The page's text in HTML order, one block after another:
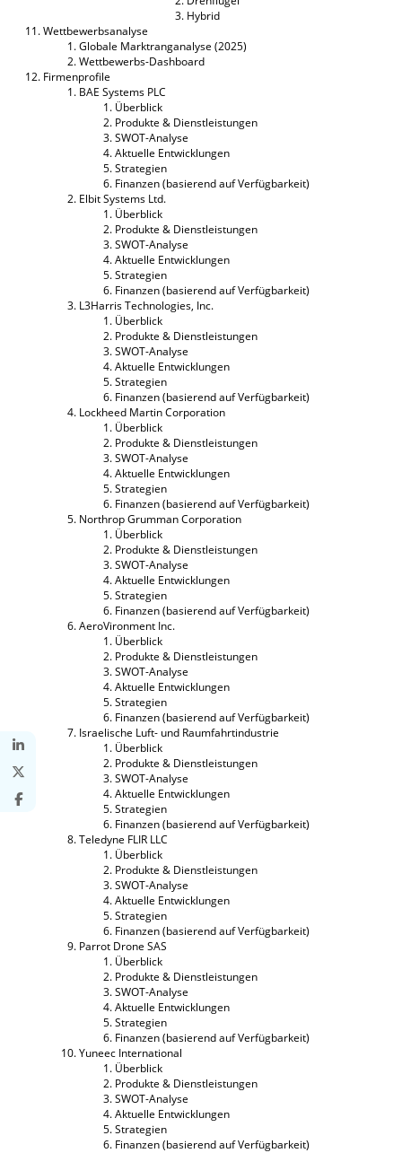
Hybrid
Wettbewerbsanalyse
Globale Marktranganalyse (2025)
Wettbewerbs-Dashboard
Firmenprofile
BAE Systems PLC
Überblick
Produkte & Dienstleistungen
SWOT-Analyse
Aktuelle Entwicklungen
Strategien
Finanzen (basierend auf Verfügbarkeit)
Elbit Systems Ltd.
Überblick
Produkte & Dienstleistungen
SWOT-Analyse
Aktuelle Entwicklungen
Strategien
Finanzen (basierend auf Verfügbarkeit)
L3Harris Technologies, Inc.
Überblick
Produkte & Dienstleistungen
SWOT-Analyse
Aktuelle Entwicklungen
Strategien
Finanzen (basierend auf Verfügbarkeit)
Lockheed Martin Corporation
Überblick
Produkte & Dienstleistungen
SWOT-Analyse
Aktuelle Entwicklungen
Strategien
Finanzen (basierend auf Verfügbarkeit)
Northrop Grumman Corporation
Überblick
Produkte & Dienstleistungen
SWOT-Analyse
Aktuelle Entwicklungen
Strategien
Finanzen (basierend auf Verfügbarkeit)
AeroVironment Inc.
Überblick
Produkte & Dienstleistungen
SWOT-Analyse
Aktuelle Entwicklungen
Strategien
Finanzen (basierend auf Verfügbarkeit)
Israelische Luft- und Raumfahrtindustrie
Überblick
Produkte & Dienstleistungen
SWOT-Analyse
Aktuelle Entwicklungen
Strategien
Finanzen (basierend auf Verfügbarkeit)
Teledyne FLIR LLC
Überblick
Produkte & Dienstleistungen
SWOT-Analyse
Aktuelle Entwicklungen
Strategien
Finanzen (basierend auf Verfügbarkeit)
Parrot Drone SAS
Überblick
Produkte & Dienstleistungen
SWOT-Analyse
Aktuelle Entwicklungen
Strategien
Finanzen (basierend auf Verfügbarkeit)
Yuneec International
Überblick
Produkte & Dienstleistungen
SWOT-Analyse
Aktuelle Entwicklungen
Strategien
Finanzen (basierend auf Verfügbarkeit)